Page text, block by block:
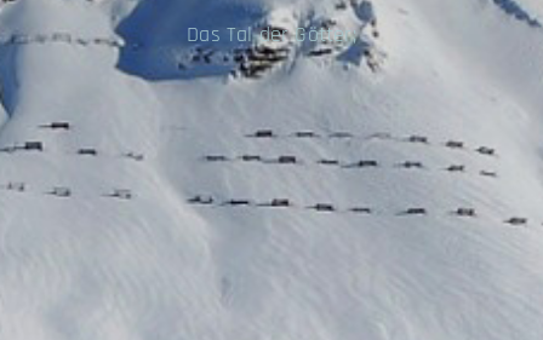
Das Tal der Götter;